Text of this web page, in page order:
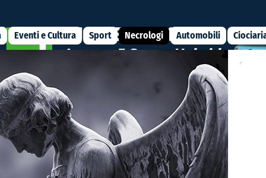
Eventi e Cultura Sport Necrologi Automobili